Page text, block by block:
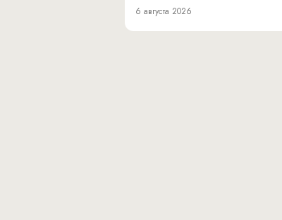
6 августа 2026